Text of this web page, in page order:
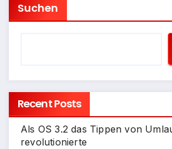
Suchen
Recent Posts
Als OS 3.2 das Tippen von
revolutionierte